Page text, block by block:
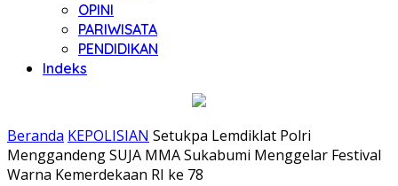
OPINI
PARIWISATA
PENDIDIKAN
Indeks
Beranda KEPOLISIAN Setukpa Lemdiklat Polri
Menggandeng SUJA MMA Sukabumi Menggelar Festival
Warna Kemerdekaan RI ke 78